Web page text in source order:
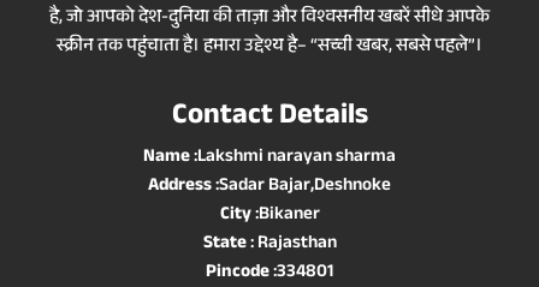
है, जो आपको देश-दुनिया की ताज़ा और विश्वसनीय खबरें सीधे आपके
स्क्रीन तक पहुंचाता है। हमारा उद्देश्य है– “सच्ची खबर, सबसे पहले”।
Contact Details
Name:Lakshmi narayan sharma
Address:Sadar Bajar,Deshnoke
City:Bikaner
State: Rajasthan
Pincode:334801